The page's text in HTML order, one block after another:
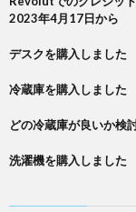
2023年4月17日から
デスクを購入しました
冷蔵庫を購入しました
どの冷蔵庫が良いか検
洗濯機を購入しました